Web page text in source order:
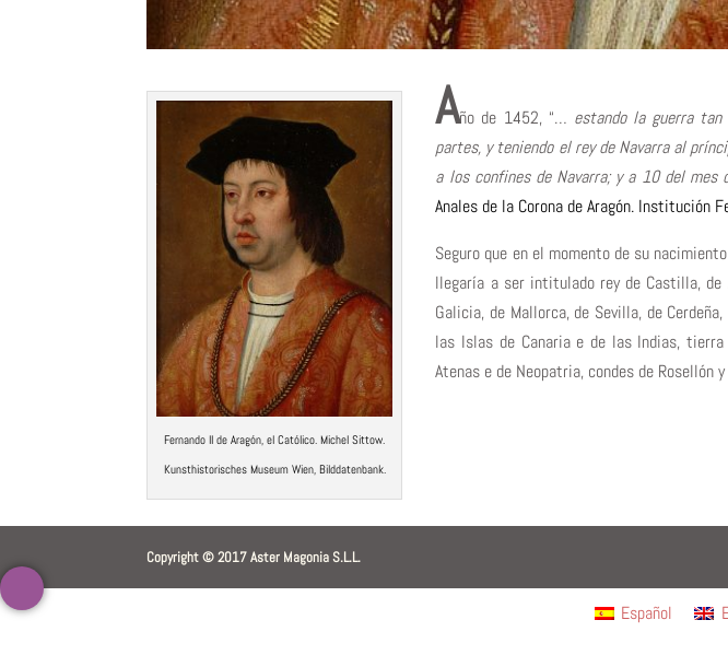
Fernando II de Aragón, el Católico. Michel Sittow.
Kunsthistorisches Museum Wien, Bilddatenbank.
Año de 1452, “… estando la guerra
partes, y teniendo el rey de Navarra al
a los confines de Navarra; y a 10 del mes
Anales de la Corona de Aragón. Institución
Seguro que en el momento de su
llegaría a ser intitulado rey de Castilla, de
Galicia, de Mallorca, de Sevilla, de
las Islas de Canaria e de las Indias, tierra
Atenas e de Neopatria, condes de Rosellón
Copyright © 2017 Aster Magonia S.L.L.
Español